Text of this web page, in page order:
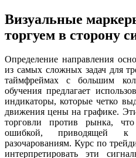
Визуальные
торгуем в сторону
Определение направления
из самых сложных задач для
таймфреймах с большим
обучения предлагает
индикаторы, которые четко
движения цены на графике.
торговли против рынка, что
ошибкой, приводящей
разочарованиям. Курс по
интерпретировать эти